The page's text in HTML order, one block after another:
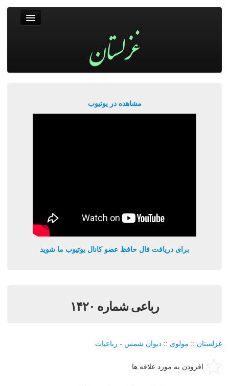
مشاهده در یوتیوب
برای دریافت فال حافظ عضو کانال یوتیوب ما شوید
رباعی شماره ۱۴۲۰
غزلستان :: مولوی :: دیوان شمس - رباعیات
افزودن به مورد علاقه ها